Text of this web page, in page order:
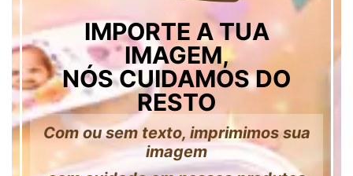
IMPORTE A TUA
IMAGEM,
NÓS CUIDAMOS DO
RESTO
Com ou sem texto, imprimimos sua
imagem